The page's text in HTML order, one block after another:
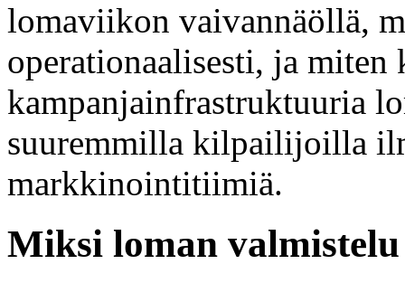
lomaviikon vaivannäöllä,
operationaalisesti, ja miten
kampanjainfrastruktuuria
suuremmilla kilpailijoilla
markkinointitiimiä.
Miksi loman